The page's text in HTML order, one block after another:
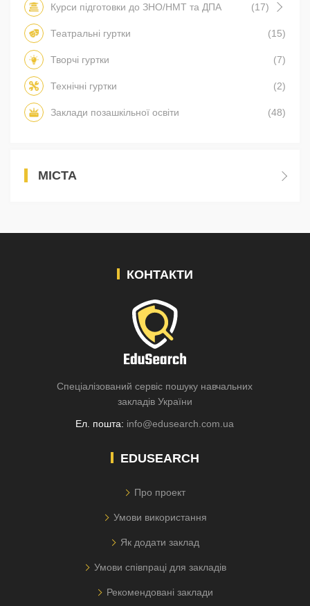
Курси підготовки до ЗНО/НМТ та ДПА (17)
Театральні гуртки (15)
Творчі гуртки (7)
Технічні гуртки (2)
Заклади позашкільної освіти (48)
МІСТА
КОНТАКТИ
Спеціалізований сервіс пошуку навчальних
закладів України
Ел. пошта: info@edusearch.com.ua
EDUSEARCH
Про проект
Умови використання
Як додати заклад
Умови співпраці для закладів
Рекомендовані заклади